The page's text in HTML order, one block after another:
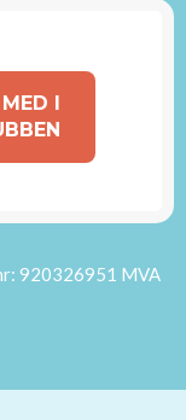
920326951 MVA